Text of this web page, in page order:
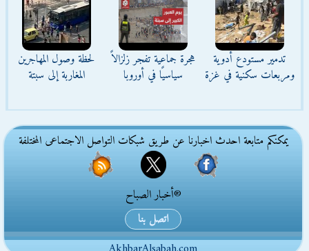
تدمير مستودع أدوية
ومربعات سكنية في غزة
هجرة جماعية تفجر زلزالاً
سياسيًا في أوروبا
لحظة وصول المهاجرين
المغاربة إلى سبتة
يمكنكم متابعة احدث اخبارنا عن طريق شبكات التواصل الاجتماعى المختلفة
®أخبار الصباح
اتصل بنا